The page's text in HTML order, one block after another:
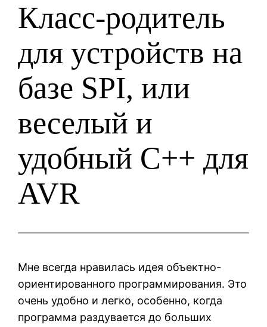
Класс-родитель
для устройств на
базе SPI, или
веселый и
удобный C++ для
AVR
Мне всегда нравилась идея объектно-
ориентированного программирования. Это
очень удобно и легко, особенно, когда
программа раздувается до больших